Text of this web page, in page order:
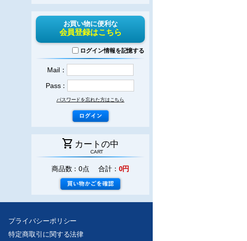
お買い物に便利な
会員登録はこちら
ログイン情報を記憶する
Mail：
Pass：
パスワードを忘れた方はこちら
shopping_cart カートの中
CART
商品数：0点 合計： 0円
プライバシーポリシー
特定商取引に関する法律